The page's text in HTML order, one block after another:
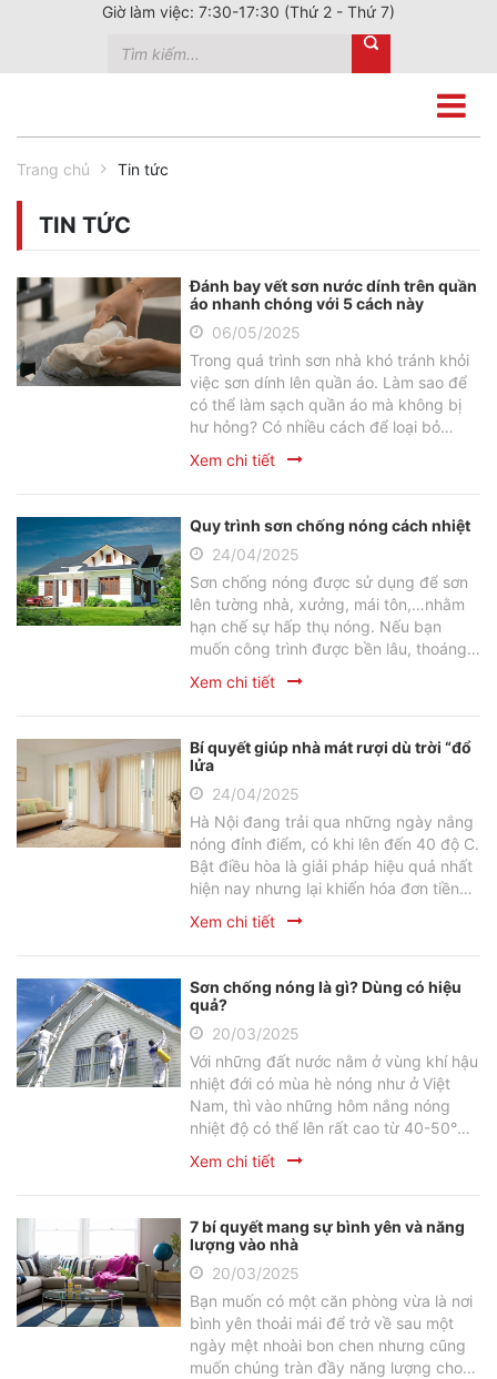
Giờ làm việc: 7:30-17:30 (Thứ 2 - Thứ 7)
Trang chủ Tin tức
TIN TỨC
Đánh bay vết sơn nước dính trên quần
áo nhanh chóng với 5 cách này
06/05/2025
Trong quá trình sơn nhà khó tránh khỏi
việc sơn dính lên quần áo. Làm sao để
có thể làm sạch quần áo mà không bị
hư hỏng? Có nhiều cách để loại bỏ
những vết sơn trên quần áo một cách
dễ dàng như sử dụng bột giặt, dầu hỏa,
dầu gió,… Hãy cùng tìm hiểu cách tẩy
vết sơn nước dính trên quần áo hiệu
quả chỉ với những đồ vật sẵn có trong
nhà.
Xem chi tiết
Quy trình sơn chống nóng cách nhiệt
24/04/2025
Sơn chống nóng được sử dụng để sơn
lên tường nhà, xưởng, mái tôn,…nhằm
hạn chế sự hấp thụ nóng. Nếu bạn
muốn công trình được bền lâu, thoáng
mát. Thì ngay khâu quy hoạch, thiết kế,
bạn cần phải đảm bảo các tiêu chuẩn
chống nóng hiệu quả. Bên cạnh đó,
nắm vững Quy trình sơn chống
nóng cũng là một điều vô cùng quan
Xem chi tiết
Bí quyết giúp nhà mát rượi dù trời “đổ
lửa
24/04/2025
Hà Nội đang trải qua những ngày nắng
nóng đỉnh điểm, có khi lên đến 40 độ C.
Bật điều hòa là giải pháp hiệu quả nhất
hiện nay nhưng lại khiến hóa đơn tiền
điện tăng nhanh hơn cả nhiệt độ ngoài
trời. Vậy làm sao có thể “sống sót” qua
mùa hè oi bức này mà mà vẫn không
ảnh hưởng đến túi tiền của bạn?
Xem chi tiết
Sơn chống nóng là gì? Dùng có hiệu
quả?
20/03/2025
Với những đất nước nằm ở vùng khí hậu
nhiệt đới có mùa hè nóng như ở Việt
Nam, thì vào những hôm nắng nóng
nhiệt độ có thể lên rất cao từ 40-50°C.
Ngoài việc bạn có thể sử dụng điều hòa
thì việc chống nóng cho tường cũng rất
quan trọng, điều này sẽ giúp nhà bạn
đỡ nóng hơn rất nhiều từ đó giảm lượng
điện năng tiêu thụ. Vì vậy sử dụng sơn
vậy hãy cùng chúng tôi tìm hiểu chi tiết
trong bài viết dưới đây.
Xem chi tiết
7 bí quyết mang sự bình yên và năng
lượng vào nhà
20/03/2025
Bạn muốn có một căn phòng vừa là nơi
bình yên thoải mái để trở về sau một
ngày mệt nhoài bon chen nhưng cũng
muốn chúng tràn đầy năng lượng cho